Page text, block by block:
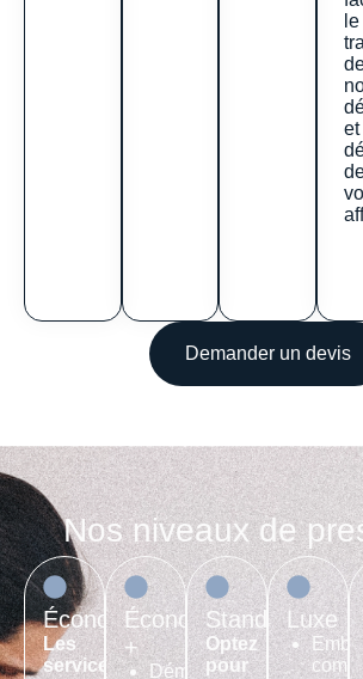
le
et
Demander un devis
Nos niveaux de
Économique
Les
services
Économique
+
Démontage
Standard
Optez
pour
Luxe